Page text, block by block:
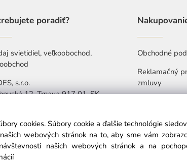
poradiť?
svietidiel, veľkoobochod,
s.r.o.
12, Trnava 917 01, SK
Pia: 7:30-15:30
info@nedes.sk
Obchodné
Reklamačný
zmluvy
Vyhlásenie o
cookies. Súbory cookie a ďalšie technológie
webových stránok na to, aby sme vám
našich webových stránok a na